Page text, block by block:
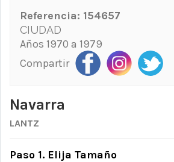
Referencia: 154657
CIUDAD
Años 1970 a 1979
Compartir
Navarra
LANTZ
Paso 1. Elija Tamaño